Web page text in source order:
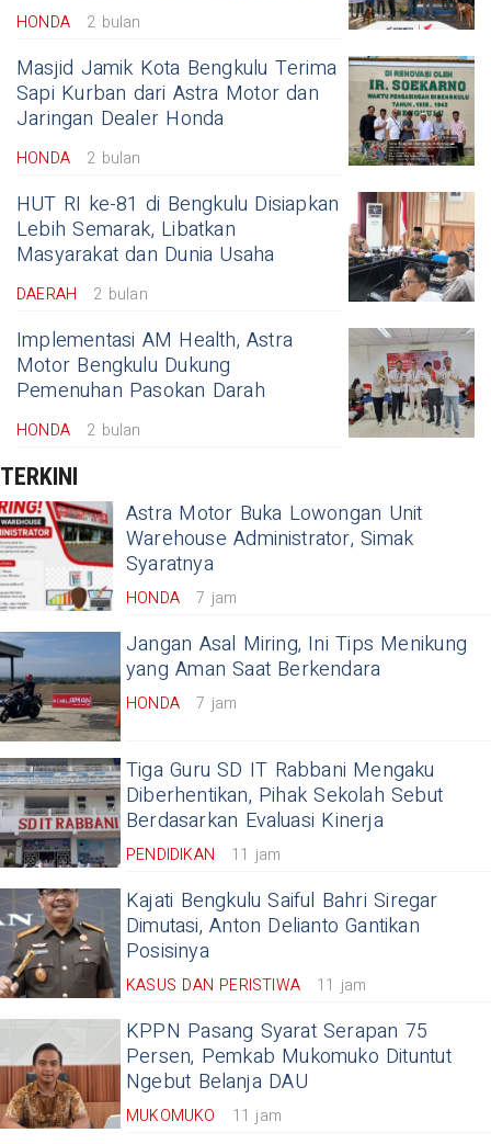
HONDA 2 bulan
Masjid Jamik Kota Bengkulu Terima
Sapi Kurban dari Astra Motor dan
Jaringan Dealer Honda
HONDA 2 bulan
HUT RI ke-81 di Bengkulu Disiapkan
Lebih Semarak, Libatkan
Masyarakat dan Dunia Usaha
DAERAH 2 bulan
Implementasi AM Health, Astra
Motor Bengkulu Dukung
Pemenuhan Pasokan Darah
HONDA 2 bulan
TERKINI
Astra Motor Buka Lowongan Unit
Warehouse Administrator, Simak
Syaratnya
HONDA 7 jam
Jangan Asal Miring, Ini Tips Menikung
yang Aman Saat Berkendara
HONDA 7 jam
Tiga Guru SD IT Rabbani Mengaku
Diberhentikan, Pihak Sekolah Sebut
Berdasarkan Evaluasi Kinerja
PENDIDIKAN 11 jam
Kajati Bengkulu Saiful Bahri Siregar
Dimutasi, Anton Delianto Gantikan
Posisinya
KASUS DAN PERISTIWA 11 jam
KPPN Pasang Syarat Serapan 75
Persen, Pemkab Mukomuko Dituntut
Ngebut Belanja DAU
MUKOMUKO 11 jam